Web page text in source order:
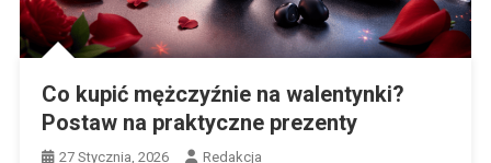
Co kupić mężczyźnie na walentynki?
Postaw na praktyczne prezenty
27 Stycznia, 2026 Redakcja